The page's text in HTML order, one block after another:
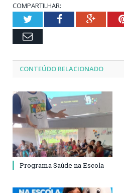
COMPARTILHAR:
TwitterFacebook
Email
CONTEÚDO RELACIONADO
Programa Saúde na Escola